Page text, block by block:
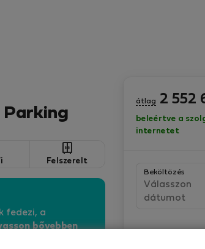
Parking
Felszerelt
fedezi, a
bővebben
átlag 2 552
beleértve a
internetet
Beköltözés
Válasszon
dátumot